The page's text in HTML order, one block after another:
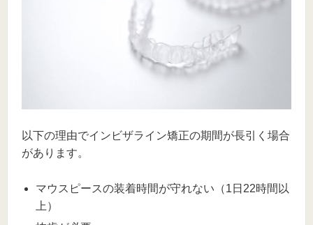
以下の理由でインビザライン矯正の期間が長引く場合
があります。
マウスピースの装着時間が守れない（1日22時間以
上）